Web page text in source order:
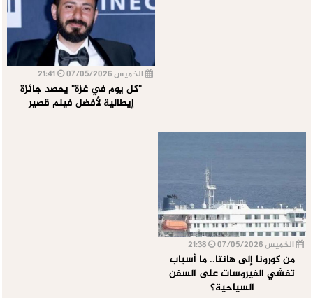
الخميس 07/05/2026
"كل يوم في غزة" يحصد جائزة
إيطالية لأفضل فيلم قصير
الخميس 07/05/2026
من كورونا إلى هانتا.. ما أسباب
تفشي الفيروسات على السفن
السياحية؟